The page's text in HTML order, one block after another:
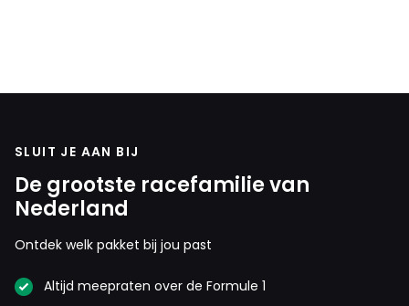
SLUIT JE AAN BIJ
De grootste racefamilie van
Nederland
Ontdek welk pakket bij jou past
Altijd meepraten over de Formule 1